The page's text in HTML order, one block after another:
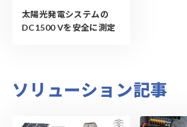
太陽光発電システムの
DC1500 Vを安全に測定
ソリューション記事